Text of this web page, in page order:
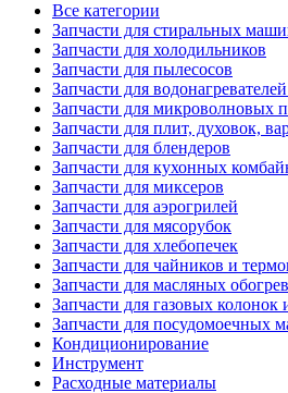
Все категории
Запчасти для стиральных
Запчасти для холодильников
Запчасти для пылесосов
Запчасти для
Запчасти для микроволновых
Запчасти для плит, духовок,
Запчасти для блендеров
Запчасти для кухонных
Запчасти для миксеров
Запчасти для аэрогрилей
Запчасти для мясорубок
Запчасти для хлебопечек
Запчасти для чайников и
Запчасти для масляных
Запчасти для газовых колонок
Запчасти для посудомоечных
Кондиционирование
Инструмент
Расходные материалы